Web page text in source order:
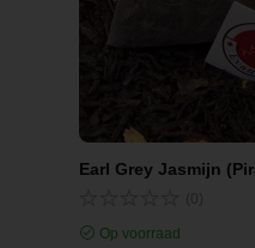
Op voorraad